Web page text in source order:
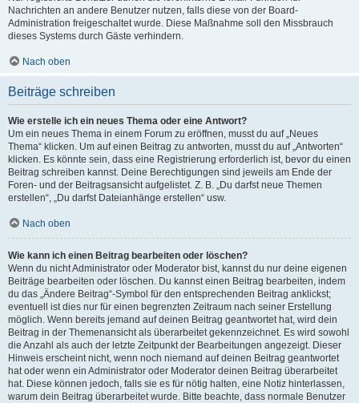
Nachrichten an andere Benutzer nutzen, falls diese von der Board-
Administration freigeschaltet wurde. Diese Maßnahme soll den Missbrauch
dieses Systems durch Gäste verhindern.
Nach oben
Beiträge schreiben
Wie erstelle ich ein neues Thema oder eine Antwort?
Um ein neues Thema in einem Forum zu eröffnen, musst du auf „Neues
Thema“ klicken. Um auf einen Beitrag zu antworten, musst du auf „Antworten“
klicken. Es könnte sein, dass eine Registrierung erforderlich ist, bevor du einen
Beitrag schreiben kannst. Deine Berechtigungen sind jeweils am Ende der
Foren- und der Beitragsansicht aufgelistet. Z. B. „Du darfst neue Themen
erstellen“, „Du darfst Dateianhänge erstellen“ usw.
Nach oben
Wie kann ich einen Beitrag bearbeiten oder löschen?
Wenn du nicht Administrator oder Moderator bist, kannst du nur deine eigenen
Beiträge bearbeiten oder löschen. Du kannst einen Beitrag bearbeiten, indem
du das „Ändere Beitrag“-Symbol für den entsprechenden Beitrag anklickst;
eventuell ist dies nur für einen begrenzten Zeitraum nach seiner Erstellung
möglich. Wenn bereits jemand auf deinen Beitrag geantwortet hat, wird dein
Beitrag in der Themenansicht als überarbeitet gekennzeichnet. Es wird sowohl
die Anzahl als auch der letzte Zeitpunkt der Bearbeitungen angezeigt. Dieser
Hinweis erscheint nicht, wenn noch niemand auf deinen Beitrag geantwortet
hat oder wenn ein Administrator oder Moderator deinen Beitrag überarbeitet
hat. Diese können jedoch, falls sie es für nötig halten, eine Notiz hinterlassen,
warum dein Beitrag überarbeitet wurde. Bitte beachte, dass normale Benutzer